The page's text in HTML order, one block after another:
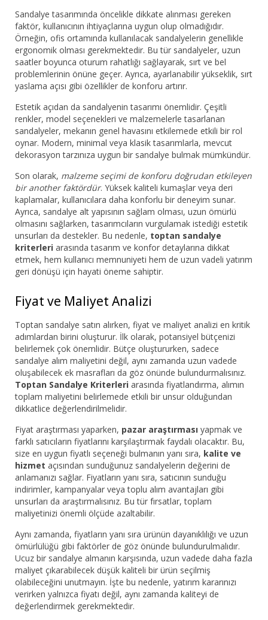
Sandalye tasarımında öncelikle dikkate alınması gereken
faktör, kullanıcının ihtiyaçlarına uygun olup olmadığıdır.
Örneğin, ofis ortamında kullanılacak sandalyelerin genellikle
ergonomik olması gerekmektedir. Bu tür sandalyeler, uzun
saatler boyunca oturum rahatlığı sağlayarak, sırt ve bel
problemlerinin önüne geçer. Ayrıca, ayarlanabilir yükseklik, sırt
yaslama açısı gibi özellikler de konforu artırır.
Estetik açıdan da sandalyenin tasarımı önemlidir. Çeşitli
renkler, model seçenekleri ve malzemelerle tasarlanan
sandalyeler, mekanın genel havasını etkilemede etkili bir rol
oynar. Modern, minimal veya klasik tasarımlarla, mevcut
dekorasyon tarzınıza uygun bir sandalye bulmak mümkündür.
Son olarak, malzeme seçimi de konforu doğrudan etkileyen
bir another faktördür. Yüksek kaliteli kumaşlar veya deri
kaplamalar, kullanıcılara daha konforlu bir deneyim sunar.
Ayrıca, sandalye alt yapısının sağlam olması, uzun ömürlü
olmasını sağlarken, tasarımcıların vurgulamak istediği estetik
unsurları da destekler. Bu nedenle, toptan sandalye
kriterleri arasında tasarım ve konfor detaylarına dikkat
etmek, hem kullanıcı memnuniyeti hem de uzun vadeli yatırım
geri dönüşü için hayati öneme sahiptir.
Fiyat ve Maliyet Analizi
Toptan sandalye satın alırken, fiyat ve maliyet analizi en kritik
adımlardan birini oluşturur. İlk olarak, potansiyel bütçenizi
belirlemek çok önemlidir. Bütçe oluştururken, sadece
sandalye alım maliyetini değil, aynı zamanda uzun vadede
oluşabilecek ek masrafları da göz önünde bulundurmalısınız.
Toptan Sandalye Kriterleri arasında fiyatlandırma, alımın
toplam maliyetini belirlemede etkili bir unsur olduğundan
dikkatlice değerlendirilmelidir.
Fiyat araştırması yaparken, pazar araştırması yapmak ve
farklı satıcıların fiyatlarını karşılaştırmak faydalı olacaktır. Bu,
size en uygun fiyatlı seçeneği bulmanın yanı sıra, kalite ve
hizmet açısından sunduğunuz sandalyelerin değerini de
anlamanızı sağlar. Fiyatların yanı sıra, satıcının sunduğu
indirimler, kampanyalar veya toplu alım avantajları gibi
unsurları da araştırmalısınız. Bu tür fırsatlar, toplam
maliyetinizi önemli ölçüde azaltabilir.
Aynı zamanda, fiyatların yanı sıra ürünün dayanıklılığı ve uzun
ömürlülüğü gibi faktörler de göz önünde bulundurulmalıdır.
Ucuz bir sandalye almanın karşısında, uzun vadede daha fazla
maliyet çıkarabilecek düşük kaliteli bir ürün seçilmiş
olabileceğini unutmayın. İşte bu nedenle, yatırım kararınızı
verirken yalnızca fiyatı değil, aynı zamanda kaliteyi de
değerlendirmek gerekmektedir.